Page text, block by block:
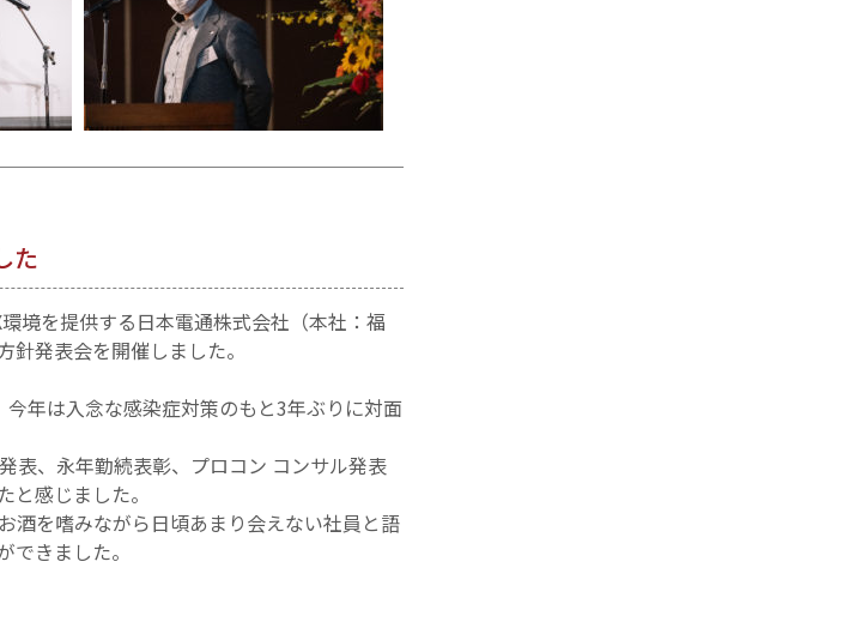
た
境を提供する日本電通株式会社（本社：福
発表会を開催しました。
年は入念な感染症対策のもと3年ぶりに対面
表、永年勤続表彰、プロコン コンサル発表
感じました。
酒を嗜みながら日頃あまり会えない社員と語
きました。